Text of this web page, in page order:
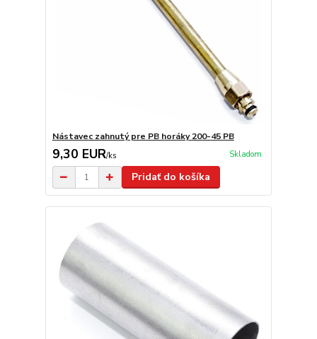
Nástavec zahnutý pre PB horáky 200-45 PB
9,30 EUR/ks Skladom
Pridať do košíka